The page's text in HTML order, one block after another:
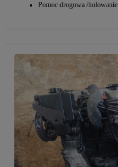
Pomoc drogowa /holowanie